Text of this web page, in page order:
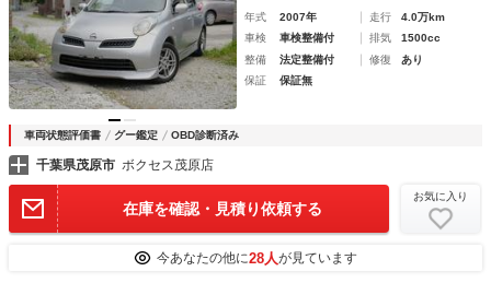
年式 2007年 走行
4.0万km
車検
車検整備付 排気
1500cc
整備
法定整備付 修復
あり
保証
保証無
車両状態評価書 グー鑑定 OBD診断済み
千葉県茂原市 ボクセス茂原店
在庫を確認・見積り依頼する
お気に入り
今あなたの他に28人が見ています